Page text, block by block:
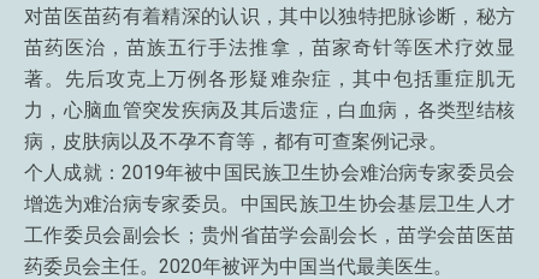
对苗医苗药有着精深的认识，其中以独特把脉诊断，秘方
苗药医治，苗族五行手法推拿，苗家奇针等医术疗效显
著。先后攻克上万例各形疑难杂症，其中包括重症肌无
力，心脑血管突发疾病及其后遗症，白血病，各类型结核
病，皮肤病以及不孕不育等，都有可查案例记录。
个人成就：2019年被中国民族卫生协会难治病专家委员会
增选为难治病专家委员。中国民族卫生协会基层卫生人才
工作委员会副会长；贵州省苗学会副会长，苗学会苗医苗
药委员会主任。2020年被评为中国当代最美医生。